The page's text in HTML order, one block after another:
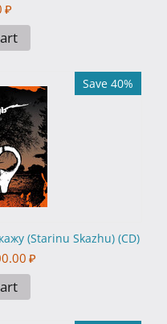
₽
Save 40%
(Starinu Skazhu) (CD)
₽